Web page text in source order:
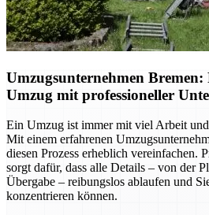
Umzugsunternehmen Bremen:
Umzug mit professioneller
Ein Umzug ist immer mit viel Arbeit
Mit einem erfahrenen
diesen Prozess erheblich vereinfachen.
sorgt dafür, dass alle Details – von der
Übergabe – reibungslos ablaufen und
konzentrieren können.